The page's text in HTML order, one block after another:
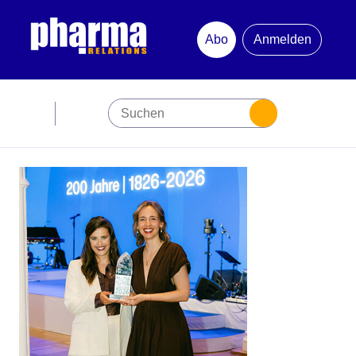
Abo
Anmelden
Jubiläum
Newsletter
Mediadaten